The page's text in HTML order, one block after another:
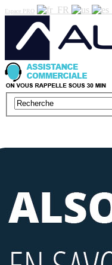
Espace PRO